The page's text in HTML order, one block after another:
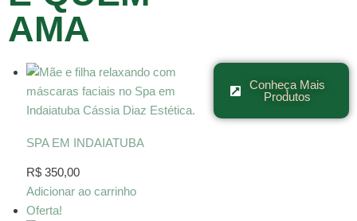
AMA
SPA EM INDAIATUBA
R$350,00
Adicionar ao carrinho
Oferta!
Conheça Mais
Produtos